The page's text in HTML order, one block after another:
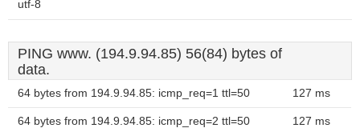
utf-8
PING www. (194.9.94.85) 56(84) bytes of
data.
64 bytes from 194.9.94.85: icmp_req=1 ttl=50 127 ms
64 bytes from 194.9.94.85: icmp_req=2 ttl=50 127 ms